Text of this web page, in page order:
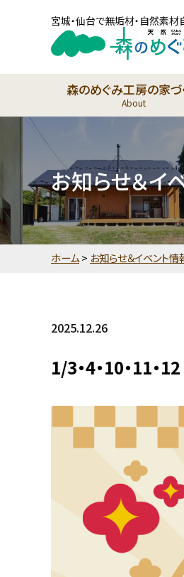
宮城・仙台で無垢材・自然素材
森のめぐみ工房の家づ
About
お知らせ＆イ
ホーム> お知らせ＆イベント情
2025.12.26
1/3・4・10・11